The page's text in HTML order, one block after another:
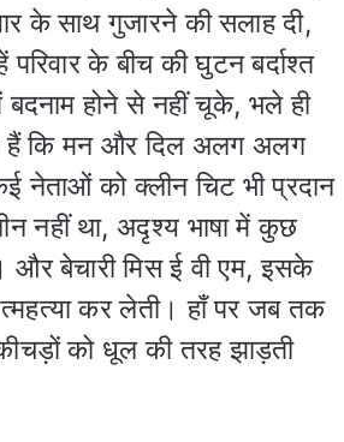
के साथ गुजारने की सलाह दी,
के बीच की घुटन बर्दाश्त
बदनाम होने से नहीं चूके, भले ही
हैं कि मन और दिल अलग अलग
नेताओं को क्लीन चिट भी प्रदान
नहीं था, अदृश्य भाषा में कुछ
बेचारी मिस ई वी एम, इसके
कर लेती। हाँ पर जब तक
को धूल की तरह झाड़ती